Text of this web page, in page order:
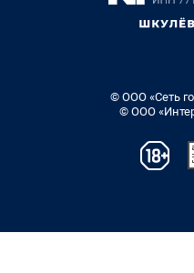
© ООО «Сеть
© ООО